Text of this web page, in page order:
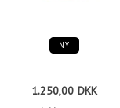
NY
1.250,00 DKK